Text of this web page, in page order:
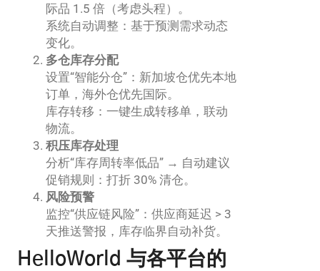
际品 1.5 倍（考虑头程）。
系统自动调整：基于预测需求动态
变化。
多仓库存分配
设置“智能分仓”：新加坡仓优先本地
订单，海外仓优先国际。
库存转移：一键生成转移单，联动
物流。
积压库存处理
分析“库存周转率低品” → 自动建议
促销规则：打折 30% 清仓。
风险预警
监控“供应链风险”：供应商延迟 > 3
天推送警报，库存临界自动补货。
HelloWorld 与各平台的